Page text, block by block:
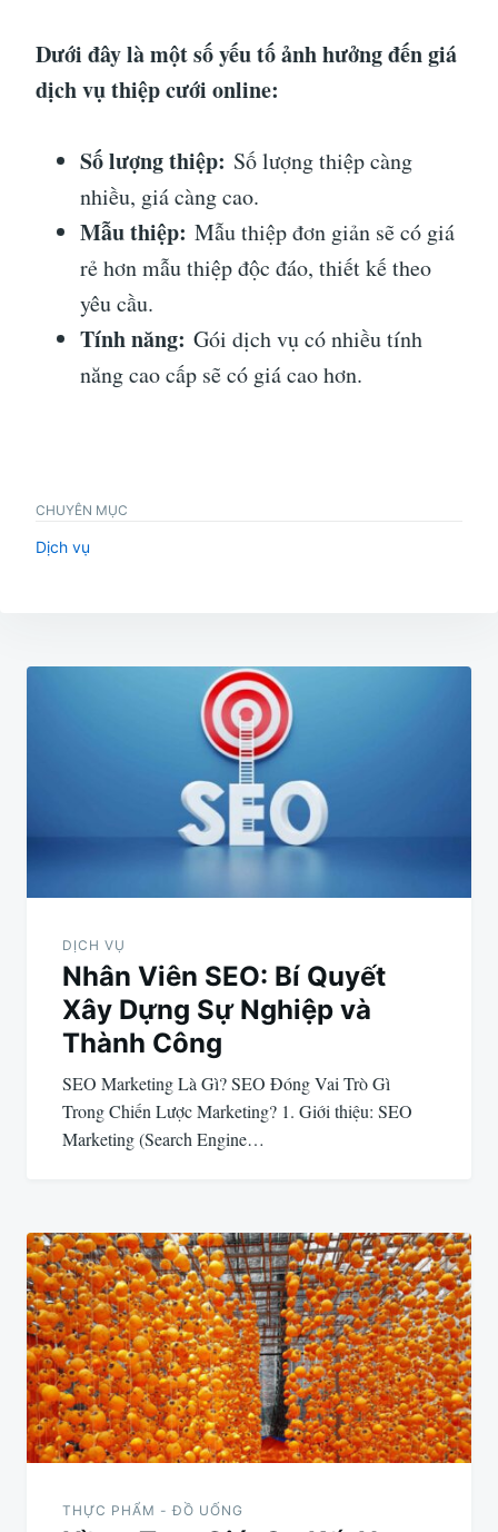
Dưới đây là một số yếu tố ảnh hưởng đến giá
dịch vụ thiệp cưới online:
Số lượng thiệp: Số lượng thiệp càng
nhiều, giá càng cao.
Mẫu thiệp: Mẫu thiệp đơn giản sẽ có giá
rẻ hơn mẫu thiệp độc đáo, thiết kế theo
yêu cầu.
Tính năng: Gói dịch vụ có nhiều tính
năng cao cấp sẽ có giá cao hơn.
CHUYÊN MỤC
Dịch vụ
Điều
DỊCH VỤ
Nhân Viên SEO: Bí Quyết
Xây Dựng Sự Nghiệp và
Thành Công
SEO Marketing Là Gì? SEO Đóng Vai Trò Gì
Trong Chiến Lược Marketing? 1. Giới thiệu: SEO
Marketing (Search Engine…
THỰC PHẨM - ĐỒ UỐNG